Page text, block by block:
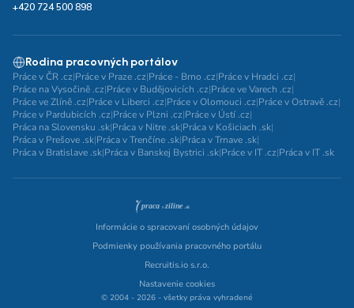
+420 724 500 898
Rodina pracovných portálov
Práce v ČR .cz|Práce v Praze .cz|Práce - Brno .cz|Práce v Hradci .cz|
Práce na Vysočině .cz|Práce v Budějovicích .cz|Práce ve Varech .cz|
Práce ve Zlíně .cz|Práce v Liberci .cz|Práce v Olomouci .cz|Práce v Ostravě .cz|
Práce v Pardubicích .cz|Práce v Plzni .cz|Práce v Ústí .cz|
Práca na Slovensku .sk|Práca v Nitre .sk|Práca v Košiciach .sk|
Práca v Prešove .sk|Práca v Trenčíne .sk|Práca v Trnave .sk|
Práca v Bratislave .sk|Práca v Banskej Bystrici .sk|Práce v IT .cz|Práca v IT .sk
Informácie o spracovaní osobných údajov
Podmienky používania pracovného portálu
Recruitis.io s.r.o.
Nastavenie cookies
© 2004 - 2026 - všetky práva vyhradené